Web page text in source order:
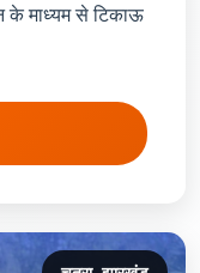
के माध्यम से टिकाऊ